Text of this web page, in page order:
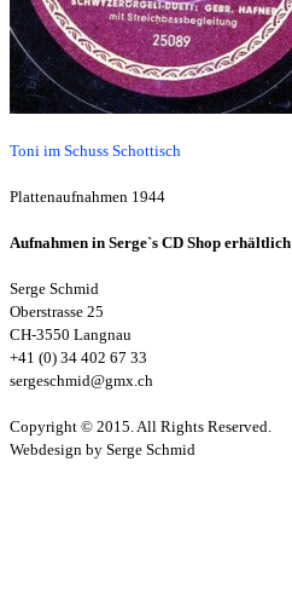
Toni im Schuss Schottisch
Plattenaufnahmen 1944
Aufnahmen in Serge`s CD Shop erhältlich
Serge Schmid
Oberstrasse 25
CH-3550 Langnau
+41 (0) 34 402 67 33
sergeschmid@gmx.ch
Copyright © 2015. All Rights Reserved.
Webdesign by Serge Schmid